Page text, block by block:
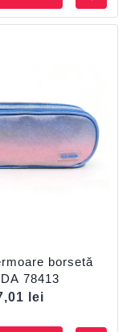
borsetă
78413
lei